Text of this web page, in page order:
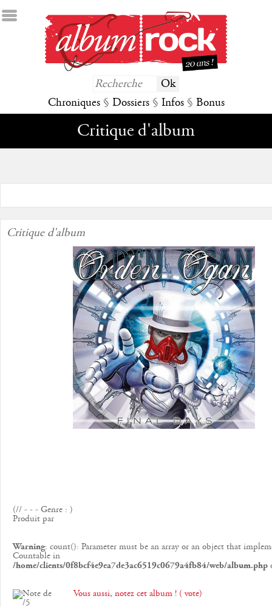
Chroniques § Dossiers § Infos § Bonus
Critique d'album
Critique d'album
(// - - - Genre : )
Produit par
Warning: count(): Parameter must be an array or an object that
Countable in
/home/clients/0f8bcf4e9ea7de3ac6519c0679a4fb84/web/album.php
Vous aussi, notez cet album ! ( vote)